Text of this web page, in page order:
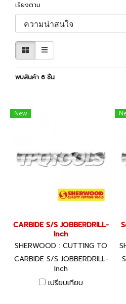
เรียงตาม
พบสินค้า 6 ชิ้น
New
CARBIDE S/S JOBBERDRILL-
Inch
SHERWOOD : CUTTING TO
OLS
CARBIDE S/S JOBBERDRILL-
Inch
เปรียบเทียบ